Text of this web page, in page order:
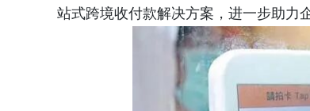
站式跨境收付款解决方案，进一步助力